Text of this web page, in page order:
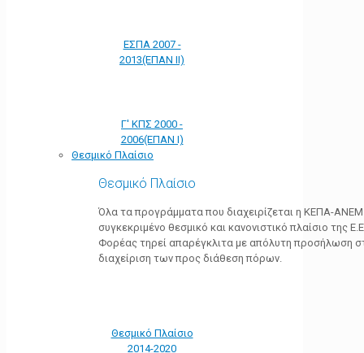
ΕΣΠΑ 2007 -
2013(ΕΠΑΝ ΙΙ)
Γ' ΚΠΣ 2000 -
2006(ΕΠΑΝ Ι)
Θεσμικό Πλαίσιο
Θεσμικό Πλαίσιο
Όλα τα προγράμματα που διαχειρίζεται η ΚΕΠΑ-
συγκεκριμένο θεσμικό και κανονιστικό πλαίσιο της
Φορέας τηρεί απαρέγκλιτα με απόλυτη προσήλωση
διαχείριση των προς διάθεση πόρων.
Θεσμικό Πλαίσιο
2014-2020